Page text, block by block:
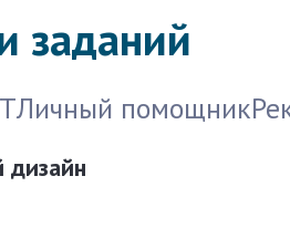
заданий
Личный помощник